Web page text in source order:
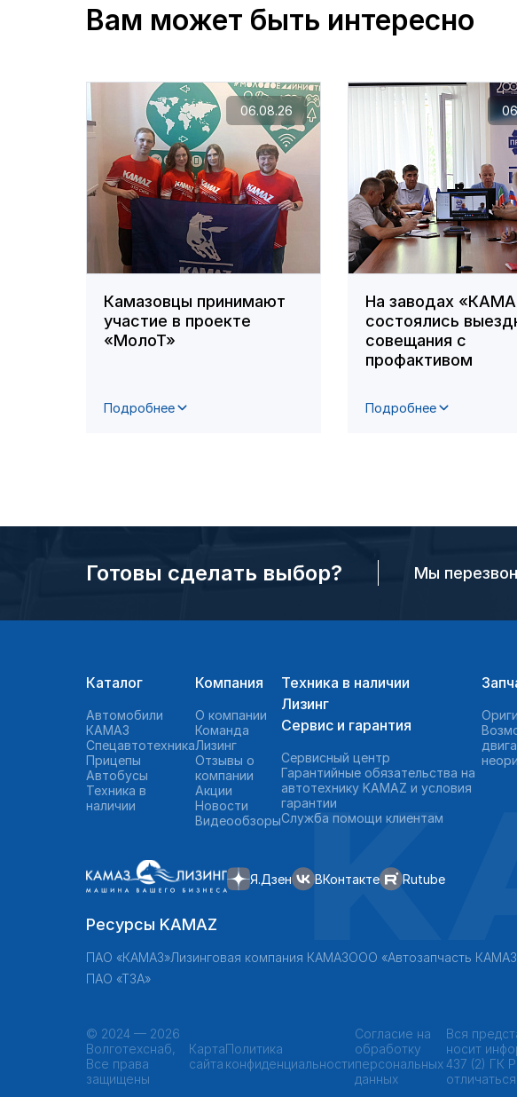
Вам может быть интересно
Камазовцы принимают
участие в проекте
«МолоТ»
Подробнее
06.08.26
На заводах
состоялись
совещания с
профактивом
Подробнее
Готовы сделать выбор? Мы
Каталог
Автомобили
КАМАЗ
Спецавтотехника
Прицепы
Автобусы
Техника в
наличии
Компания
О компании
Команда
Лизинг
Отзывы о
компании
Акции
Новости
Видеообзоры
Техника в наличии
Лизинг
Сервис и гарантия
Сервисный центр
Гарантийные обязательства на
автотехнику KAMAZ и условия
гарантии
Служба помощи клиентам
Я.Дзен ВКонтакте Rutube
Ресурсы KAMAZ
ПАО «КАМАЗ»Лизинговая компания КАМАЗООО «Автозапчасть
ПАО «ТЗА»
© 2024 — 2026
Волготехснаб,
Все права
защищены
Карта
сайта
Политика
конфиденциальности
Согласие на
обработку
персональных
данных
Вся
носит
437 (2) ГК